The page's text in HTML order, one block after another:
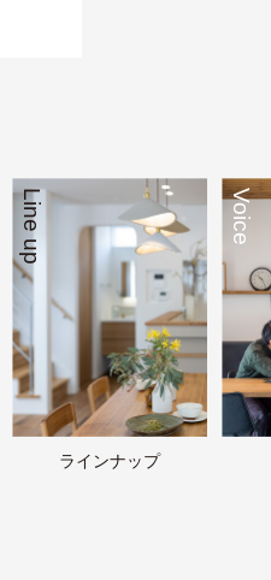
Line up
ラインナップ
Voice